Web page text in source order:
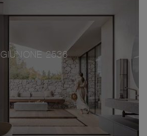
GIUNONE 2536